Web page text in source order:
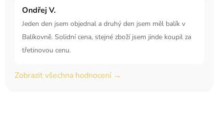
Ondřej V.
Jeden den jsem objednal a druhý den jsem měl balík v
Balíkovně. Solidní cena, stejné zboží jsem jinde koupil za
třetinovou cenu.
Zobrazit všechna hodnocení →